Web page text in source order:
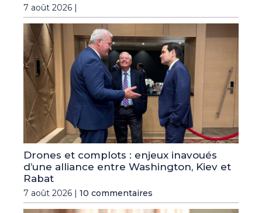
7 août 2026 |
Drones et complots : enjeux inavoués
d’une alliance entre Washington, Kiev et
Rabat
7 août 2026 | 10 commentaires